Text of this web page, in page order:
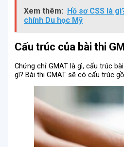
Xem thêm: Hồ sơ CSS là
chính Du học Mỹ
Cấu trúc của bài thi
Chứng chỉ GMAT là gì, cấu trúc
gì? Bài thi GMAT sẽ có cấu trúc